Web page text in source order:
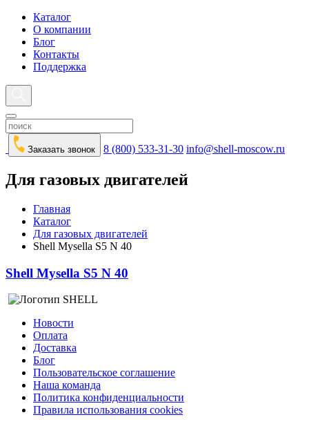
Каталог
О компании
Блог
Контакты
Поддержка
Заказать звонок 8 (800) 533-31-30 info@shell-moscow.ru
Для газовых двигателей
Главная
Каталог
Для газовых двигателей
Shell Mysella S5 N 40
Shell Mysella S5 N 40
Новости
Оплата
Доставка
Блог
Пользовательское соглашение
Наша команда
Политика конфиденциальности
Правила использования cookies